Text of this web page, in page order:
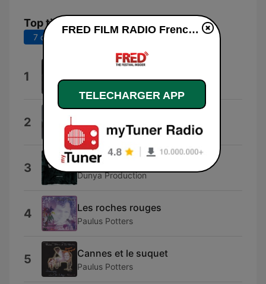
Top titres
7 derniers jours
1 1956 Cannes Film Festival
Sparks
2 Enz
3 Venice
Dunya Production
4 Les roches rouges
Paulus Potters
5 Cannes et le suquet
Paulus Potters
FRED FILM RADIO French en ligne
TELECHARGER APP